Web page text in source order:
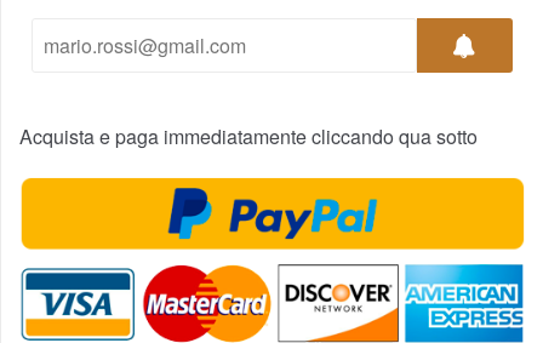
Acquista e paga immediatamente cliccando qua sotto